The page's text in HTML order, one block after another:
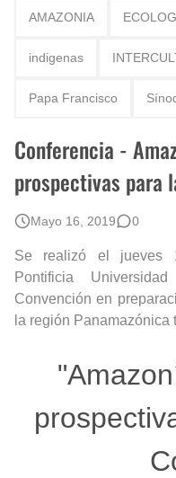
AMAZONIA
indigenas
Papa Francisco
Conferencia -
prospectivas para
Mayo 16, 2019 0
Se realizó el
Pontificia
Convención en
la región Panamazónica